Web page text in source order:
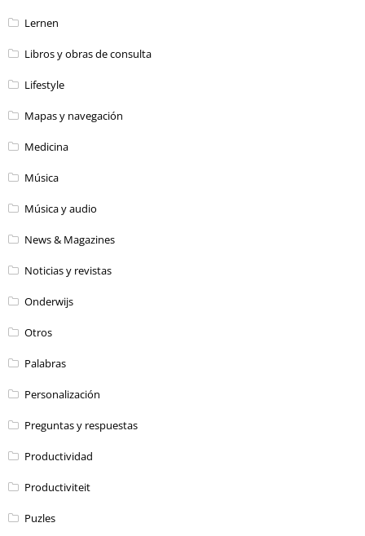
Lernen
Libros y obras de consulta
Lifestyle
Mapas y navegación
Medicina
Música
Música y audio
News & Magazines
Noticias y revistas
Onderwijs
Otros
Palabras
Personalización
Preguntas y respuestas
Productividad
Productiviteit
Puzles